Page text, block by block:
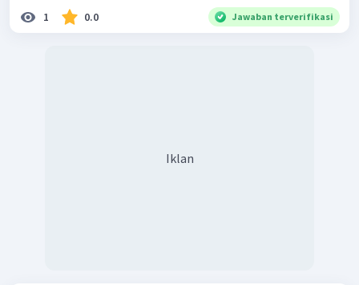
1 0.0 Jawaban terverifikasi
Iklan